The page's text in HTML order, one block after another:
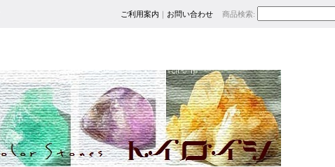
ご利用案内 ｜ お問い合わせ 商品検索: